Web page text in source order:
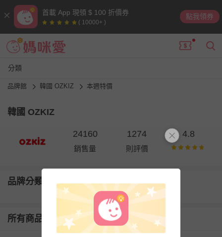
首載 App 現領 $ 100 折價券
( 10000+ )
點我領券
分類
品牌館 韓國 OZKIZ 本週特價
韓國 OZKIZ
24160
銷售量
1274
則評價
4.8
品牌分類
所有商品